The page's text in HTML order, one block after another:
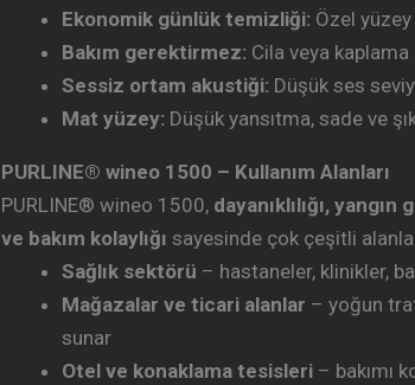
Ekonomik günlük temizliği: Özel
Bakım gerektirmez: Cila veya
Sessiz ortam akustiği: Düşük ses
Mat yüzey: Düşük yansıtma, sade ve
PURLINE® wineo 1500 – Kullanım Alanları
PURLINE® wineo 1500, dayanıklılığı,
ve bakım kolaylığı sayesinde çok çeşitli
Sağlık sektörü – hastaneler, klinikler,
Mağazalar ve ticari alanlar – yoğun
sunar
Otel ve konaklama tesisleri – bakımı